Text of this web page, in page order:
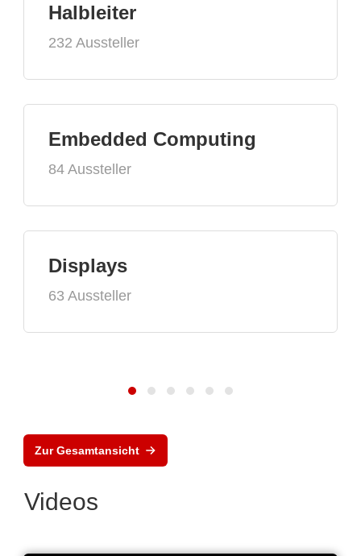
Halbleiter
232 Aussteller
Embedded Computing
84 Aussteller
Displays
63 Aussteller
Zur Gesamtansicht
Videos